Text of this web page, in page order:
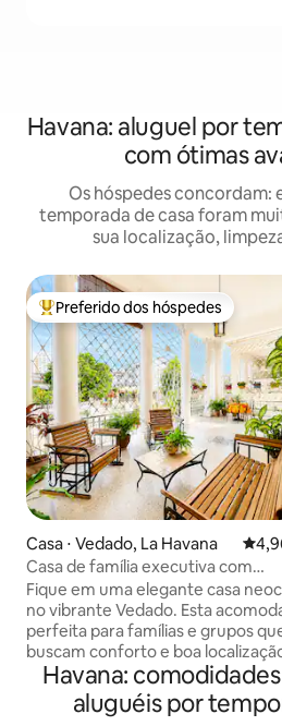
Havana: aluguel por
com ótimas
Os hóspedes concordam:
temporada de casa foram
sua localização,
Entre os melhores preferidos dos
Preferido dos hóspedes
Casa ⋅ Vedado, La Havana 4,96
Casa de família executiva com
eletricidade confiável
Fique em uma elegante casa
no vibrante Vedado. Esta
perfeita para famílias e grupos
buscam conforto e boa
Caminhe até o Malecón, - Hotel Nacional
- Restaurantes com as melhores
avaliações - Aquarela da
Havana:
aluguéis por